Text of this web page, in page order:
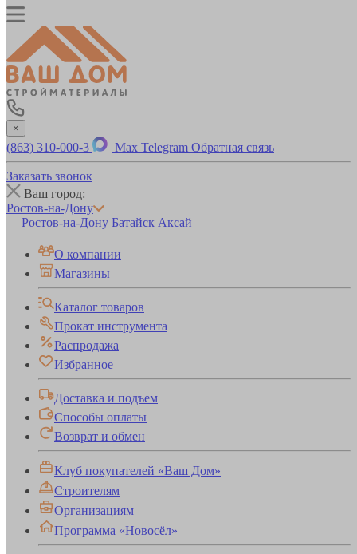
×
(863) 310-000-3 Max Telegram Обратная связь
Заказать звонок
Ваш город:
Ростов-на-Дону
Ростов-на-Дону Батайск Аксай
О компании
Магазины
Каталог товаров
Прокат инструмента
Распродажа
Избранное
Доставка и подъем
Способы оплаты
Возврат и обмен
Клуб покупателей «Ваш Дом»
Строителям
Организациям
Программа «Новосёл»